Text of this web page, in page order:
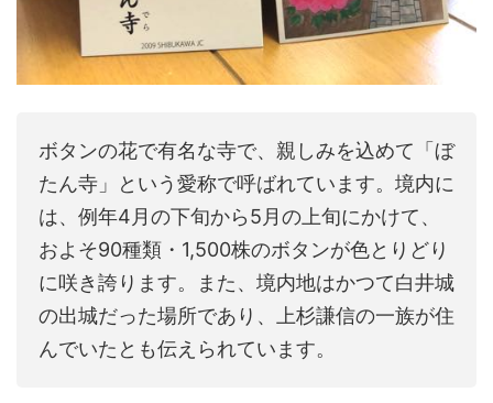
ボタンの花で有名な寺で、親しみを込めて「ぼ
たん寺」という愛称で呼ばれています。境内に
は、例年4月の下旬から5月の上旬にかけて、
およそ90種類・1,500株のボタンが色とりどり
に咲き誇ります。また、境内地はかつて白井城
の出城だった場所であり、上杉謙信の一族が住
んでいたとも伝えられています。